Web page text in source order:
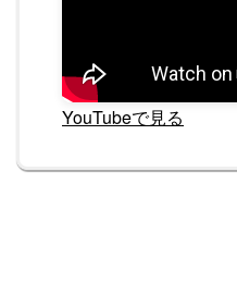
YouTubeで見る